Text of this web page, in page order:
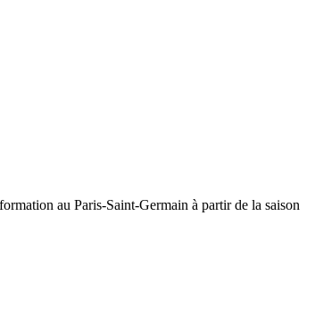
au Paris-Saint-Germain à partir de la saison